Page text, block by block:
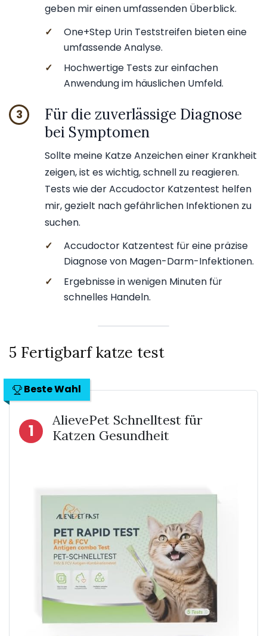
geben mir einen umfassenden Überblick.
✓
One+Step Urin Teststreifen bieten eine
umfassende Analyse.
✓
Hochwertige Tests zur einfachen
Anwendung im häuslichen Umfeld.
3
Für die zuverlässige Diagnose
bei Symptomen
Sollte meine Katze Anzeichen einer Krankheit
zeigen, ist es wichtig, schnell zu reagieren.
Tests wie der Accudoctor Katzentest helfen
mir, gezielt nach gefährlichen Infektionen zu
suchen.
✓
Accudoctor Katzentest für eine präzise
Diagnose von Magen-Darm-Infektionen.
✓
Ergebnisse in wenigen Minuten für
schnelles Handeln.
5 Fertigbarf katze test
Beste Wahl
1
AlievePet Schnelltest für
Katzen Gesundheit